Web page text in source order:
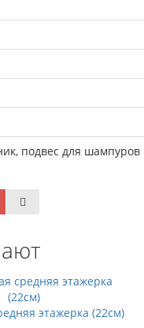
подвес для шампуров
этажерка (22см)